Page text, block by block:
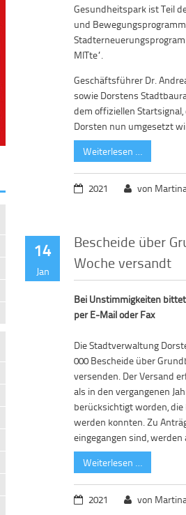
Gesundheitspark ist Teil
und
MITte“.
Geschäftsführer Dr.
sowie Dorstens
dem offiziellen
Dorsten nun umgesetzt
Weiterlesen …
2021 von
14
Jan
Bescheide über
Woche versandt
Bei Unstimmigkeiten
per E-Mail oder Fax
Die Stadtverwaltung
000 Bescheide über
versenden. Der Versand
als in den vergangenen
berücksichtigt worden,
werden konnten. Zu
eingegangen sind,
Weiterlesen …
2021 von